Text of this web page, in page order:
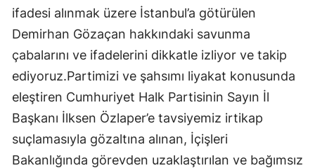
ifadesi alınmak üzere İstanbul’a götürülen
Demirhan Gözaçan hakkındaki savunma
çabalarını ve ifadelerini dikkatle izliyor ve takip
ediyoruz.Partimizi ve şahsımı liyakat konusunda
eleştiren Cumhuriyet Halk Partisinin Sayın İl
Başkanı İlksen Özlaper’e tavsiyemiz irtikap
suçlamasıyla gözaltına alınan, İçişleri
Bakanlığında görevden uzaklaştırılan ve bağımsız